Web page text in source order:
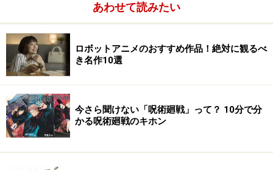
8.大人気リブート作品の続編！『宇宙戦艦ヤマト2202
愛の戦士たち』
9.豪華ビジュアルで送る定番のバディアクション！
『DOUBLE DECKER！ ダグ＆キリル』
10.マイナーヒーローがまさかの大復活!!
『SSSS.GRIDMAN』
あわせて読みたい
ロボットアニメのおすすめ作品！絶対に観るべ
き名作10選
今さら聞けない「呪術廻戦」って？ 10分で分
かる呪術廻戦のキホン